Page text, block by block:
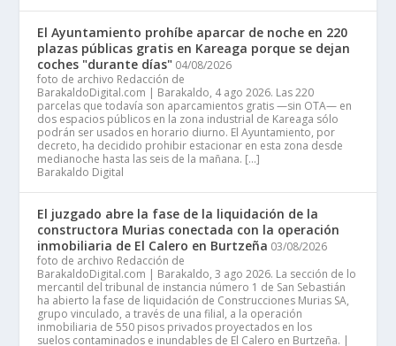
El Ayuntamiento prohíbe aparcar de noche en 220
plazas públicas gratis en Kareaga porque se dejan
coches "durante días" 04/08/2026
foto de archivo Redacción de
BarakaldoDigital.com | Barakaldo, 4 ago 2026. Las 220
parcelas que todavía son aparcamientos gratis —sin OTA— en
dos espacios públicos en la zona industrial de Kareaga sólo
podrán ser usados en horario diurno. El Ayuntamiento, por
decreto, ha decidido prohibir estacionar en esta zona desde
medianoche hasta las seis de la mañana. […]
Barakaldo Digital
El juzgado abre la fase de la liquidación de la
constructora Murias conectada con la operación
inmobiliaria de El Calero en Burtzeña 03/08/2026
foto de archivo Redacción de
BarakaldoDigital.com | Barakaldo, 3 ago 2026. La sección de lo
mercantil del tribunal de instancia número 1 de San Sebastián
ha abierto la fase de liquidación de Construcciones Murias SA,
grupo vinculado, a través de una filial, a la operación
inmobiliaria de 550 pisos privados proyectados en los
suelos contaminados e inundables de El Calero en Burtzeña. |